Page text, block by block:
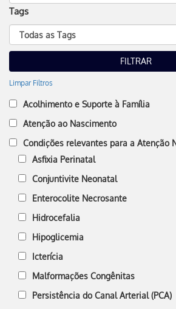
Tags
Limpar Filtros
Acolhimento e Suporte à Família
Atenção ao Nascimento
Condições relevantes para a Atenção
Asfixia Perinatal
Conjuntivite Neonatal
Enterocolite Necrosante
Hidrocefalia
Hipoglicemia
Icterícia
Malformações Congênitas
Persistência do Canal Arterial (PCA)